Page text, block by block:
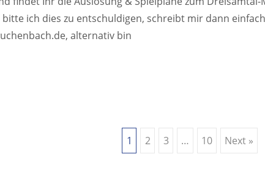
ich dies zu entschuldigen, schreibt mir dann
alternativ bin
1 2 3 … 10 Next »